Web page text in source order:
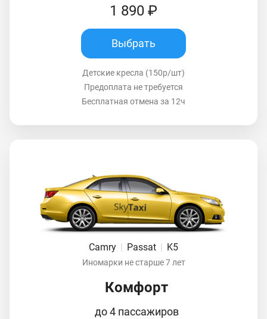
1 890 ₽
Выбрать
Детские кресла (150р/шт)
Предоплата не требуется
Бесплатная отмена за 12ч
Camry Passat K5
Иномарки не старше 7 лет
Комфорт
до 4 пассажиров